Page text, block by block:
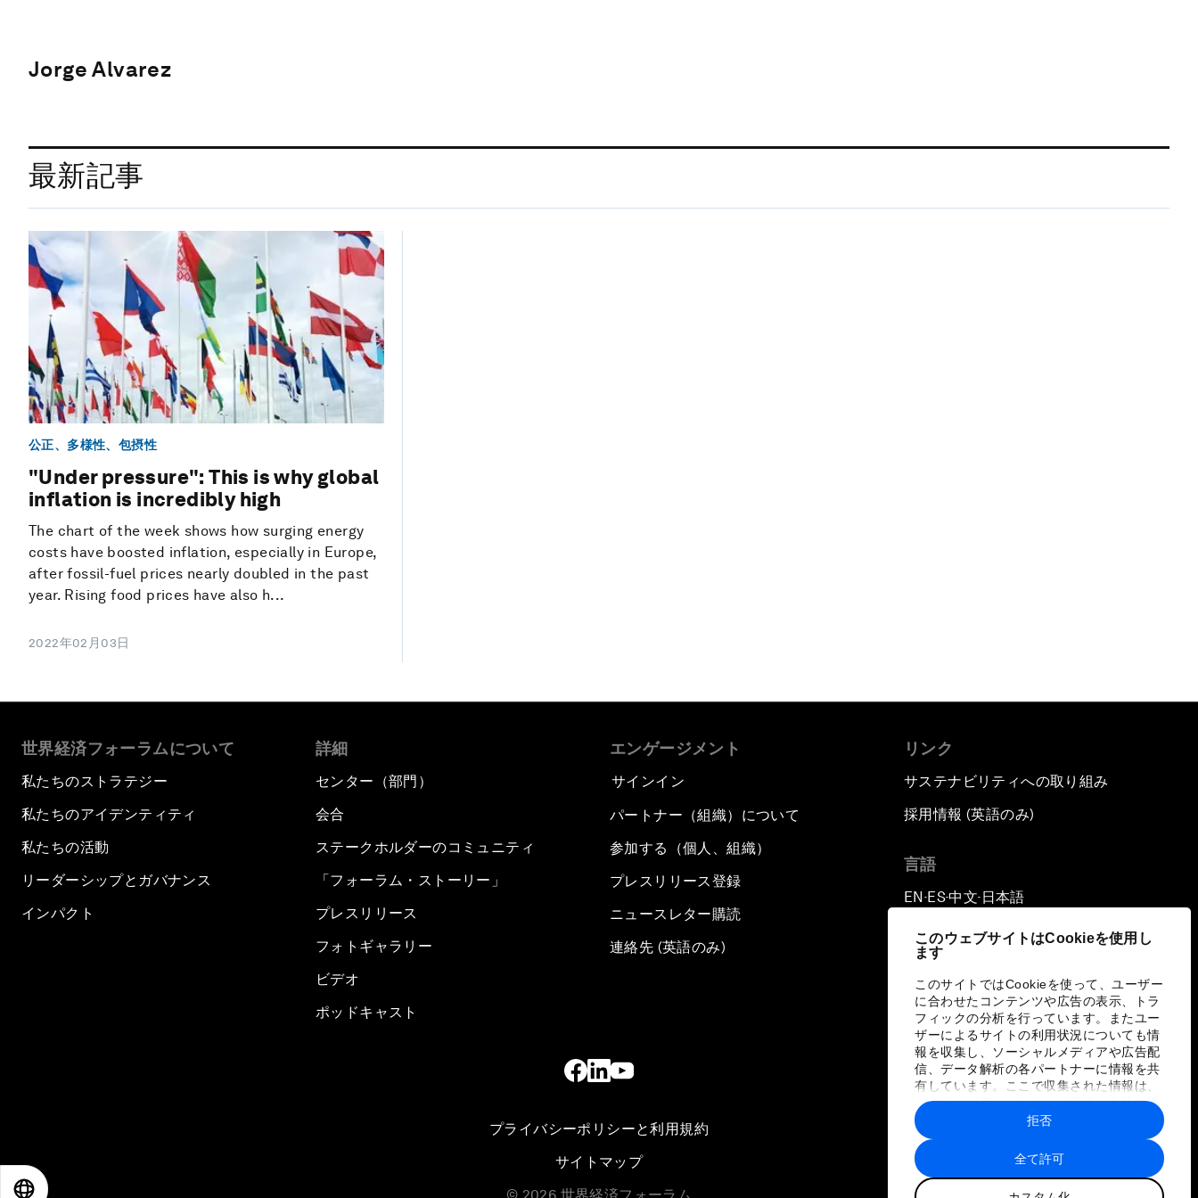
このウェブサイトはCookieを使用し
ます
このサイトではCookieを使って、ユーザー
に合わせたコンテンツや広告の表示、トラ
フィックの分析を行っています。またユー
ザーによるサイトの利用状況についても情
報を収集し、ソーシャルメディアや広告配
信、データ解析の各パートナーに情報を共
有しています。ここで収集された情報は、
ユーザーが各パートナーに提供した他の情
報や各パートナーのサービスを使用した際
に収集された情報と組み合わされ、各パー
トナーによって使用されることがありま
す。
全て許可
拒否
Jorge Alvarez
最新記事
公正、多様性、包摂性
"Under pressure": This is why global
inflation is incredibly high
The chart of the week shows how surging energy
costs have boosted inflation, especially in Europe,
after fossil-fuel prices nearly doubled in the past
year. Rising food prices have also h...
2022年02月03日
世界経済フォーラムについて
私たちのストラテジー
私たちのアイデンティティ
私たちの活動
リーダーシップとガバナンス
インパクト
詳細
センター（部門）
会合
ステークホルダーのコミュニティ
「フォーラム・ストーリー」
プレスリリース
フォトギャラリー
ビデオ
ポッドキャスト
エンゲージメント
サインイン
パートナー（組織）について
参加する（個人、組織）
プレスリリース登録
ニュースレター購読
連絡先 (英語のみ)
リンク
サステナビリティへの取り組み
採用情報 (英語のみ)
言語
EN ▪ ES▪中文▪ 日本語
プライバシーポリシーと利用規約
サイトマップ